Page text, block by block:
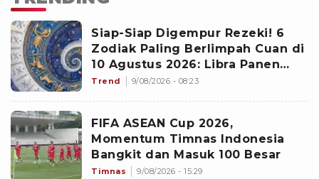
Siap-Siap Digempur Rezeki! 6
Zodiak Paling Berlimpah Cuan di
10 Agustus 2026: Libra Panen
Proyek Emas
Trend 9/08/2026 - 08:23
FIFA ASEAN Cup 2026,
Momentum Timnas Indonesia
Bangkit dan Masuk 100 Besar
Timnas 9/08/2026 - 15:29